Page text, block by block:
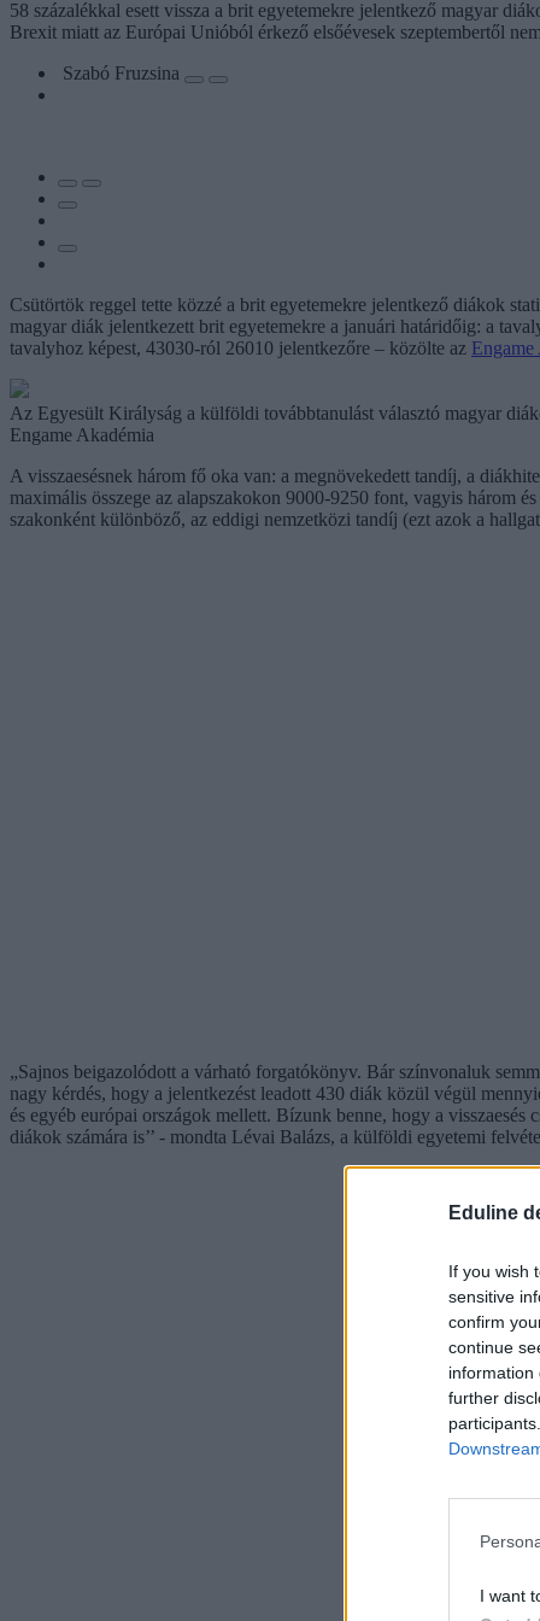
Eduline
If you wish
sensitive
confirm
continue
information
further
I want
58 százalékkal esett vissza a brit egyetemekre jelentkező magyar
Brexit miatt az Európai Unióból érkező elsőévesek szeptembertől
Szabó Fruzsina
Csütörtök reggel tette közzé a brit egyetemekre jelentkező diákok
magyar diák jelentkezett brit egyetemekre a januári határidőig: a
tavalyhoz képest, 43030-ról 26010 jelentkezőre – közölte az Engame
Az Egyesült Királyság a külföldi továbbtanulást választó magyar
Engame Akadémia
A visszaesésnek három fő oka van: a megnövekedett tandíj, a
maximális összege az alapszakokon 9000-9250 font, vagyis három
szakonként különböző, az eddigi nemzetközi tandíj (ezt azok a
„Sajnos beigazolódott a várható forgatókönyv. Bár színvonaluk
nagy kérdés, hogy a jelentkezést leadott 430 diák közül végül
és egyéb európai országok mellett. Bízunk benne, hogy a
diákok számára is’’ - mondta Lévai Balázs, a külföldi egyetemi